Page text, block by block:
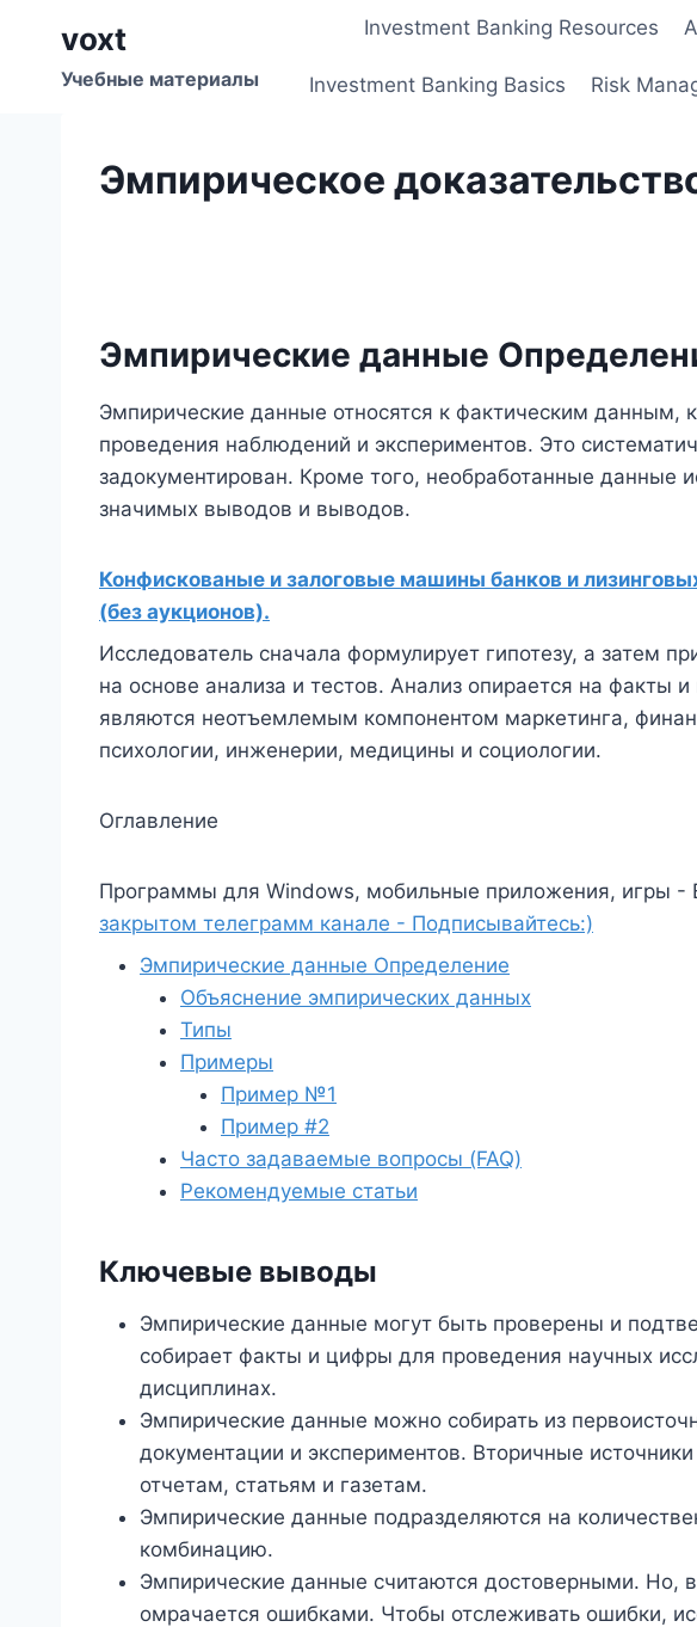
содержимому
voxt
Учебные материалы
Investment Banking Resources
Investment Banking Basics Risk
Эмпирическое
Эмпирические данные
Эмпирические данные относятся к фактическим данным,
проведения наблюдений и экспериментов. Это
задокументирован. Кроме того, необработанные данные
значимых выводов и выводов.
Конфискованые и залоговые машины банков и
(без аукционов).
Исследователь сначала формулирует гипотезу, а затем
на основе анализа и тестов. Анализ опирается на факты
являются неотъемлемым компонентом маркетинга,
психологии, инженерии, медицины и социологии.
Оглавление
Программы для Windows, мобильные приложения, игры
закрытом телеграмм канале - Подписывайтесь:)
Эмпирические данные Определение
Объяснение эмпирических данных
Типы
Примеры
Пример №1
Пример #2
Часто задаваемые вопросы (FAQ)
Рекомендуемые статьи
Ключевые выводы
Эмпирические данные могут быть проверены и
собирает факты и цифры для проведения научных
дисциплинах.
Эмпирические данные можно собирать из
документации и экспериментов. Вторичные
отчетам, статьям и газетам.
Эмпирические данные подразделяются на
комбинацию.
Эмпирические данные считаются достоверными. Но,
омрачается ошибками. Чтобы отслеживать ошибки,